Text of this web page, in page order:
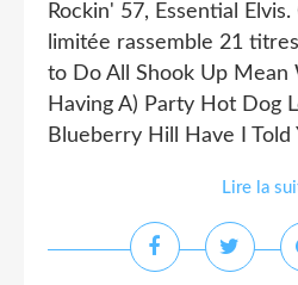
Rockin' 57, Essential
limitée rassemble 21
to Do All Shook Up Mean
Having A) Party Hot Dog
Blueberry Hill Have I Told
Lire la